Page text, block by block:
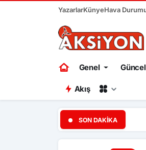
YazarlarKünyeHava
Genel Güncel
Akış
SON DAKIKA